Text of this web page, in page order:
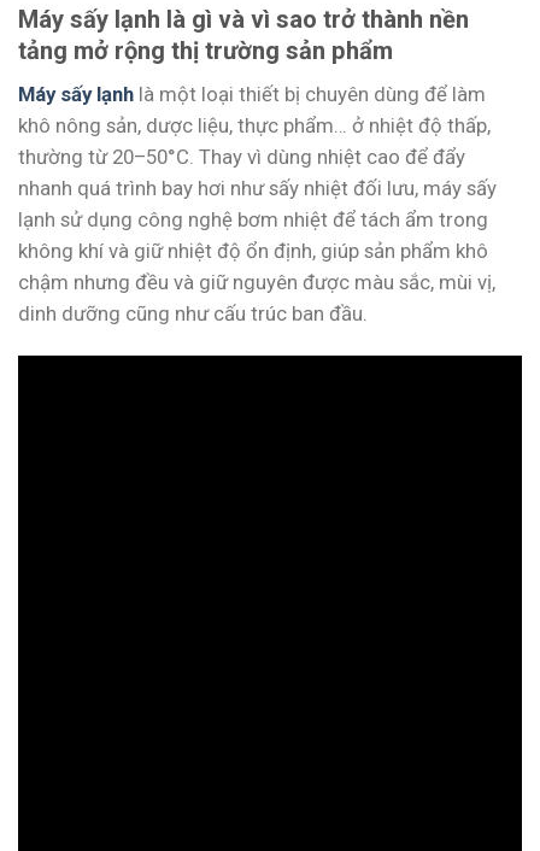
Máy sấy lạnh là gì và vì sao trở thành nền
tảng mở rộng thị trường sản phẩm
Máy sấy lạnh là một loại thiết bị chuyên dùng để làm
khô nông sản, dược liệu, thực phẩm… ở nhiệt độ thấp,
thường từ 20–50°C. Thay vì dùng nhiệt cao để đẩy
nhanh quá trình bay hơi như sấy nhiệt đối lưu, máy sấy
lạnh sử dụng công nghệ bơm nhiệt để tách ẩm trong
không khí và giữ nhiệt độ ổn định, giúp sản phẩm khô
chậm nhưng đều và giữ nguyên được màu sắc, mùi vị,
dinh dưỡng cũng như cấu trúc ban đầu.